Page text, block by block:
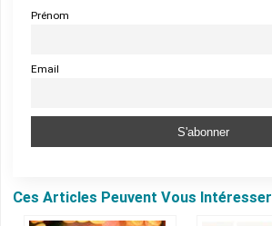
Prénom
Email
Ces Articles Peuvent Vous Intéresser